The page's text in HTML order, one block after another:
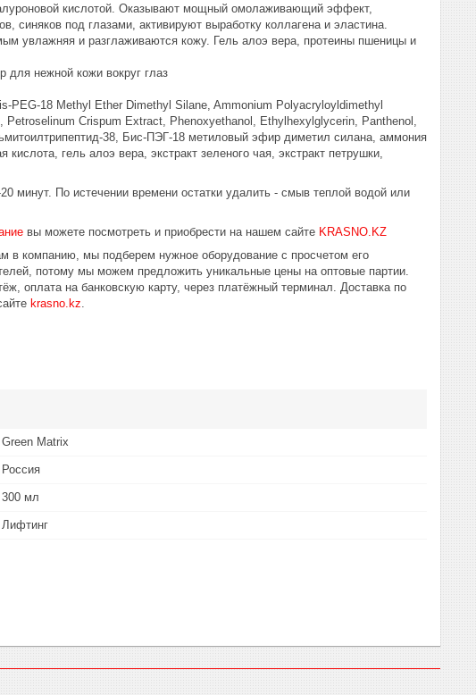
кислотой. Оказывают мощный омолаживающий эффект,
под глазами, активируют выработку коллагена и эластина.
увлажняя и разглаживаются кожу. Гель алоэ вера, протеины пшеницы и
для нежной кожи вокруг глаз
18 Methyl Ether Dimethyl Silane, Ammonium Polyacryloyldimethyl
Сrispum Extract, Phenoxyethanol, Ethylhexylglycerin, Panthenol,
38, Бис-ПЭГ-18 метиловый эфир диметил силана, аммония
гель алоэ вера, экстракт зеленого чая, экстракт петрушки,
минут. По истечении времени остатки удалить - смыв теплой водой или
вы можете посмотреть и приобрести на нашем сайте KRASNO.KZ
в компанию, мы подберем нужное оборудование с просчетом его
потому мы можем предложить уникальные цены на оптовые партии.
оплата на банковскую карту, через платёжный терминал. Доставка по
krasno.kz
Green Matrix
Россия
300 мл
Лифтинг